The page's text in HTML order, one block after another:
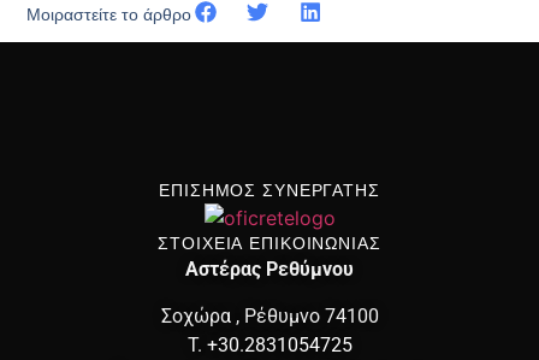
Μοιραστείτε το άρθρο
ΕΠΙΣΗΜΟΣ ΣΥΝΕΡΓΑΤΗΣ
ΣΤΟΙΧΕΙΑ ΕΠΙΚΟΙΝΩΝΙΑΣ
Αστέρας Ρεθύμνου
Σοχώρα , Ρέθυμνο 74100
T. +30.2831054725